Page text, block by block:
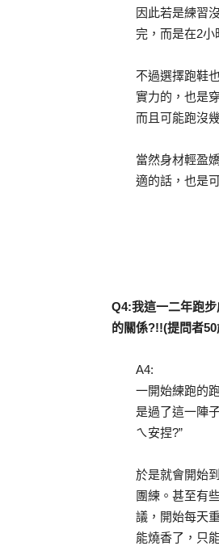
因此若是練習
完，而是在2小
不過選擇跑鞋
實力的，也是
而且可能跑沒
當然身材輕盈
適的話，也是
Q4:我這一二年跑
的關係?!!(提問者
A4:
一開始練跑的
是過了這一陣
ㄟ安捏?”
於是就會開始
團練。甚至有
議，開始每天
能燒香了，只